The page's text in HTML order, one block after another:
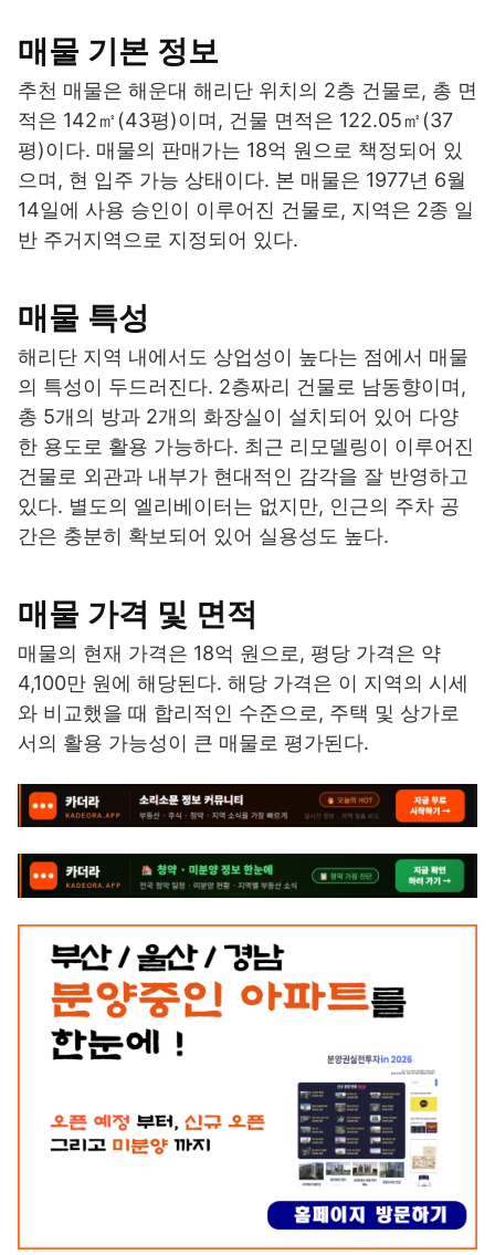
매물 기본 정보
추천 매물은 해운대 해리단 위치의 2층 건물로, 총 면
적은 142㎡(43평)이며, 건물 면적은 122.05㎡(37
평)이다. 매물의 판매가는 18억 원으로 책정되어 있
으며, 현 입주 가능 상태이다. 본 매물은 1977년 6월
14일에 사용 승인이 이루어진 건물로, 지역은 2종 일
반 주거지역으로 지정되어 있다.
매물 특성
해리단 지역 내에서도 상업성이 높다는 점에서 매물
의 특성이 두드러진다. 2층짜리 건물로 남동향이며,
총 5개의 방과 2개의 화장실이 설치되어 있어 다양
한 용도로 활용 가능하다. 최근 리모델링이 이루어진
건물로 외관과 내부가 현대적인 감각을 잘 반영하고
있다. 별도의 엘리베이터는 없지만, 인근의 주차 공
간은 충분히 확보되어 있어 실용성도 높다.
매물 가격 및 면적
매물의 현재 가격은 18억 원으로, 평당 가격은 약
4,100만 원에 해당된다. 해당 가격은 이 지역의 시세
와 비교했을 때 합리적인 수준으로, 주택 및 상가로
서의 활용 가능성이 큰 매물로 평가된다.